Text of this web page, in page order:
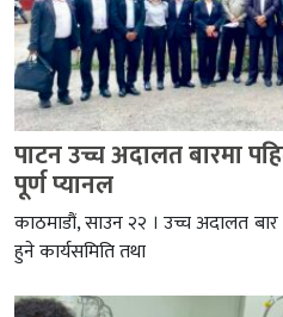
पाटन उच्च अदालत बारमा
पूर्ण प्यानल
काठमाडौं, साउन २२ । उच्च अदालत
हुने कार्यसमिति तथा